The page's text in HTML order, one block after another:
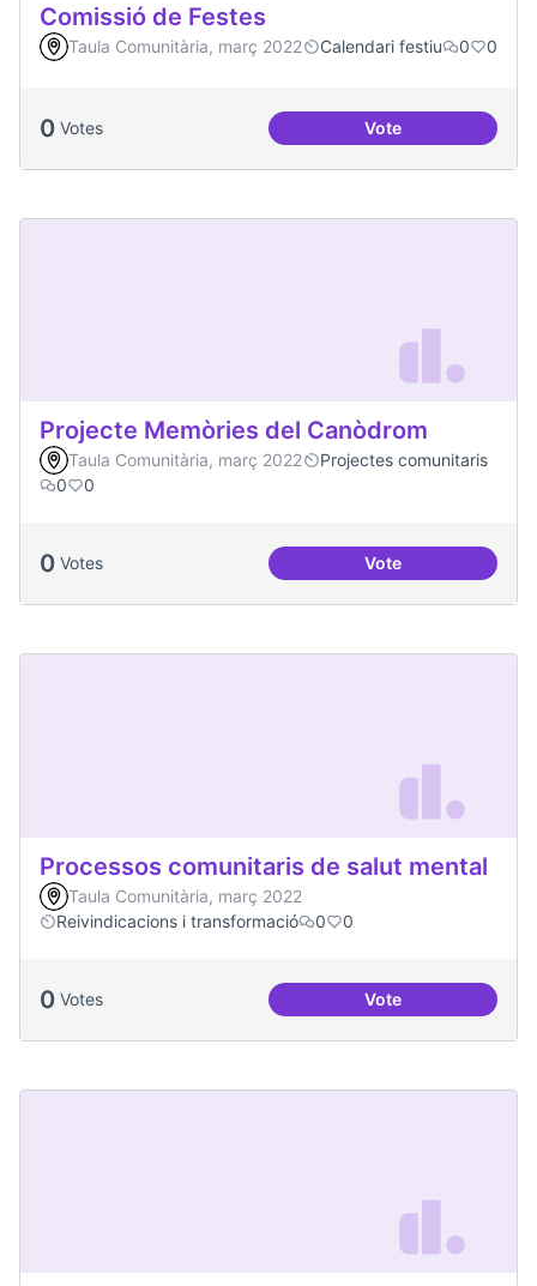
Comissió de Festes
Taula Comunitària, març 2022 Calendari festiu 0 0
0 Votes VoteComissió de
Projecte Memòries del Canòdrom
Taula Comunitària, març 2022
Projectes comunitaris
0
0
0 Votes VoteProjecte
Processos comunitaris de salut mental
Taula Comunitària, març 2022
Reivindicacions i transformació
0 0
0 Votes VoteProcessos